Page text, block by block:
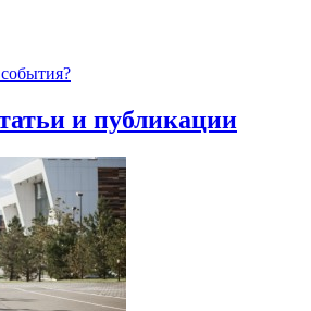
и публикации